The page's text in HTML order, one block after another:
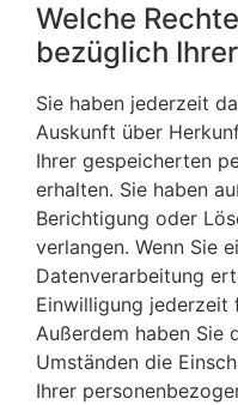
Welche
bezüglich
Sie haben jederzeit
Auskunft über
Ihrer gespeicherten
erhalten. Sie haben
Berichtigung oder
verlangen. Wenn Sie
Datenverarbeitung
Einwilligung jederzeit
Außerdem haben Sie
Umständen die
Ihrer